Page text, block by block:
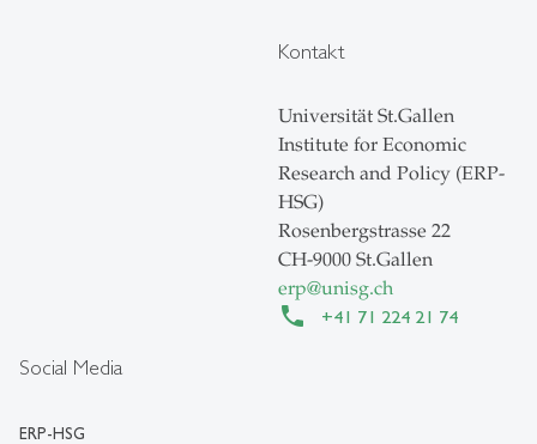
Social Media
ERP-HSG
Kontakt
Universität St.Gallen
Institute for Economic
Research and Policy (ERP-
HSG)
Rosenbergstrasse 22
CH-9000 St.Gallen
erp@unisg.ch
+41 71 224 21 74